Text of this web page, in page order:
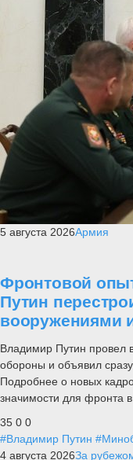
5 августа 2026Армия
Фронтовой
Путин
вооружениями
Владимир Путин провел
обороны и объявил
Подробнее о новых
значимости для фронта
35 0 0
#Владимир Путин
4 августа 2026За